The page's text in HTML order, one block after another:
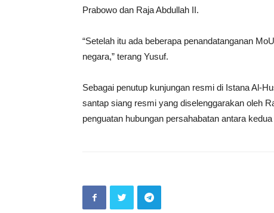
Prabowo dan Raja Abdullah II.
“Setelah itu ada beberapa penandatanganan
negara,” terang Yusuf.
Sebagai penutup kunjungan resmi di Istana Al-
santap siang resmi yang diselenggarakan oleh
penguatan hubungan persahabatan antara kedua